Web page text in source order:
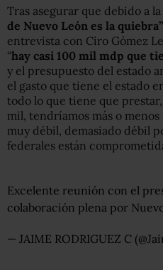
Tras asegurar que debido a
de Nuevo León es la
entrevista con Ciro Gómez
“hay casi 100 mil mdp que
y el presupuesto del estado
el gasto que tiene el estado
todo lo que tiene que
mil, tendríamos más o
muy débil, demasiado débil
federales están
Excelente reunión con el
colaboración plena por
— JAIME RODRIGUEZ C